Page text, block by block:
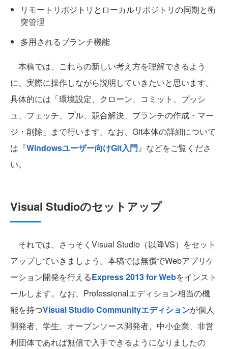
リモートリポジトリとローカルリポジトリの同期と衝
突管理
多用されるブランチ機能
本稿では、これらの新しい考え方を理解できるよう
に、実際に操作しながら説明していきたいと思います。
具体的には「環境設定、クローン、コミット、プッシ
ュ、フェッチ、プル、競合解決、ブランチの作成・マー
ジ・削除」まで行います。なお、Git本体の詳細について
は『Windowsユーザー向けGit入門』などをご覧くださ
い。
Visual Studioのセットアップ
それでは、さっそくVisual Studio（以降VS）をセット
アップしていきましょう。本稿では無償でWebアプリケ
ーション開発を行えるExpress 2013 for Webをインスト
ールします。なお、Professionalエディション相当の機
能を持つVisual Studio Communityエディションが個人
開発者、学生、オープンソース開発者、中小企業、非営
利団体であれば無償で入手できるようになりましたの